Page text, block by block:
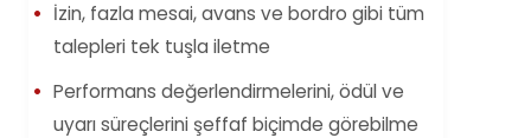
İzin, fazla mesai, avans ve bordro gibi tüm
talepleri tek tuşla iletme
Performans değerlendirmelerini, ödül ve
uyarı süreçlerini şeffaf biçimde görebilme